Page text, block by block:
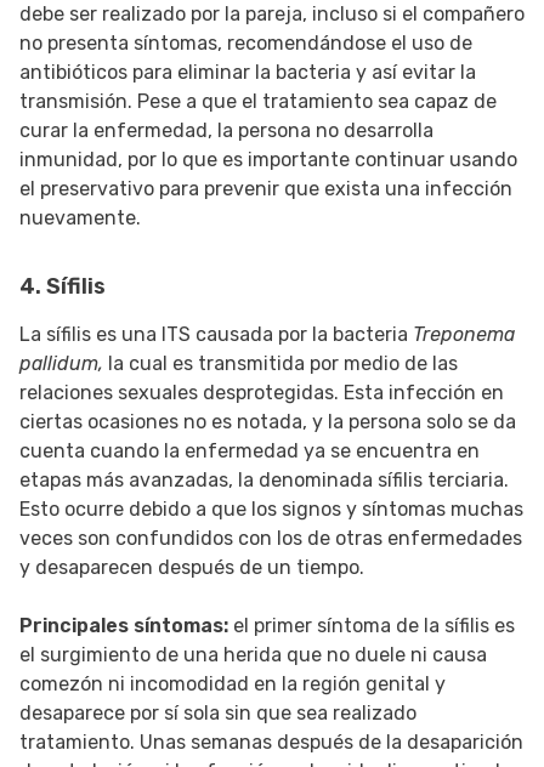
debe ser realizado por la pareja, incluso si el compañero
no presenta síntomas, recomendándose el uso de
antibióticos para eliminar la bacteria y así evitar la
transmisión. Pese a que el tratamiento sea capaz de
curar la enfermedad, la persona no desarrolla
inmunidad, por lo que es importante continuar usando
el preservativo para prevenir que exista una infección
nuevamente.
4. Sífilis
La sífilis es una ITS causada por la bacteria Treponema
pallidum, la cual es transmitida por medio de las
relaciones sexuales desprotegidas. Esta infección en
ciertas ocasiones no es notada, y la persona solo se da
cuenta cuando la enfermedad ya se encuentra en
etapas más avanzadas, la denominada sífilis terciaria.
Esto ocurre debido a que los signos y síntomas muchas
veces son confundidos con los de otras enfermedades
y desaparecen después de un tiempo.
Principales síntomas: el primer síntoma de la sífilis es
el surgimiento de una herida que no duele ni causa
comezón ni incomodidad en la región genital y
desaparece por sí sola sin que sea realizado
tratamiento. Unas semanas después de la desaparición